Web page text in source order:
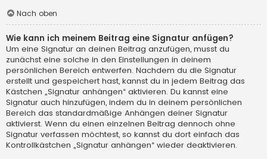
Nach oben
Wie kann ich meinem Beitrag eine Signatur anfügen?
Um eine Signatur an deinen Beitrag anzufügen, musst du
zunächst eine solche in den Einstellungen in deinem
persönlichen Bereich entwerfen. Nachdem du die Signatur
erstellt und gespeichert hast, kannst du in jedem Beitrag das
Kästchen „Signatur anhängen“ aktivieren. Du kannst eine
Signatur auch hinzufügen, indem du in deinem persönlichen
Bereich das standardmäßige Anhängen deiner Signatur
aktivierst. Wenn du einen einzelnen Beitrag dennoch ohne
Signatur verfassen möchtest, so kannst du dort einfach das
Kontrollkästchen „Signatur anhängen“ wieder deaktivieren.